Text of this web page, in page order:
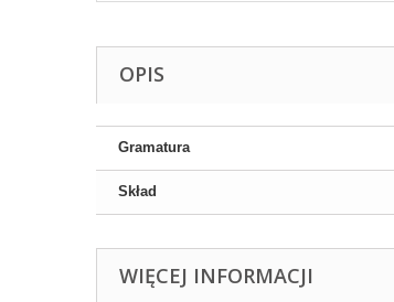
OPIS
Gramatura
Skład
WIĘCEJ INFORMACJI